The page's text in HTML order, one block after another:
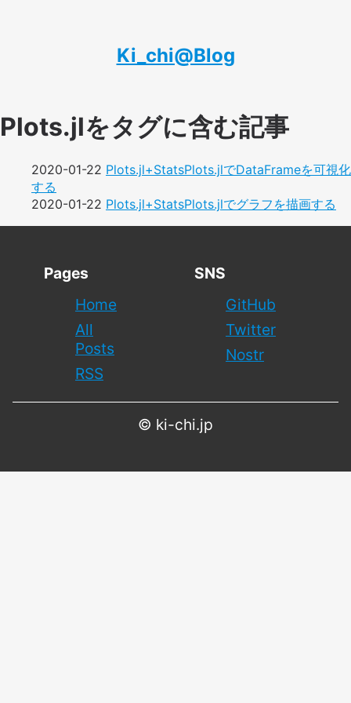
Ki_chi@Blog
Plots.jlをタグに含む記事
2020-01-22 Plots.jl+StatsPlots.jlでDataFrameを可視化
する
2020-01-22 Plots.jl+StatsPlots.jlでグラフを描画する
Pages
Home
All
Posts
RSS
SNS
GitHub
Twitter
Nostr
© ki-chi.jp